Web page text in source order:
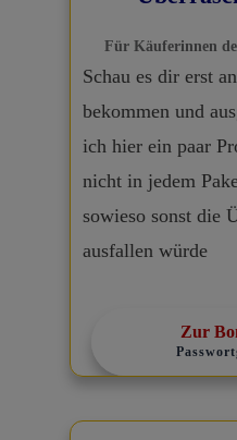
Für Käuferinnen
Schau es dir erst
bekommen und
ich hier ein paar
nicht in jedem
sowieso sonst die
ausfallen würde
Zur